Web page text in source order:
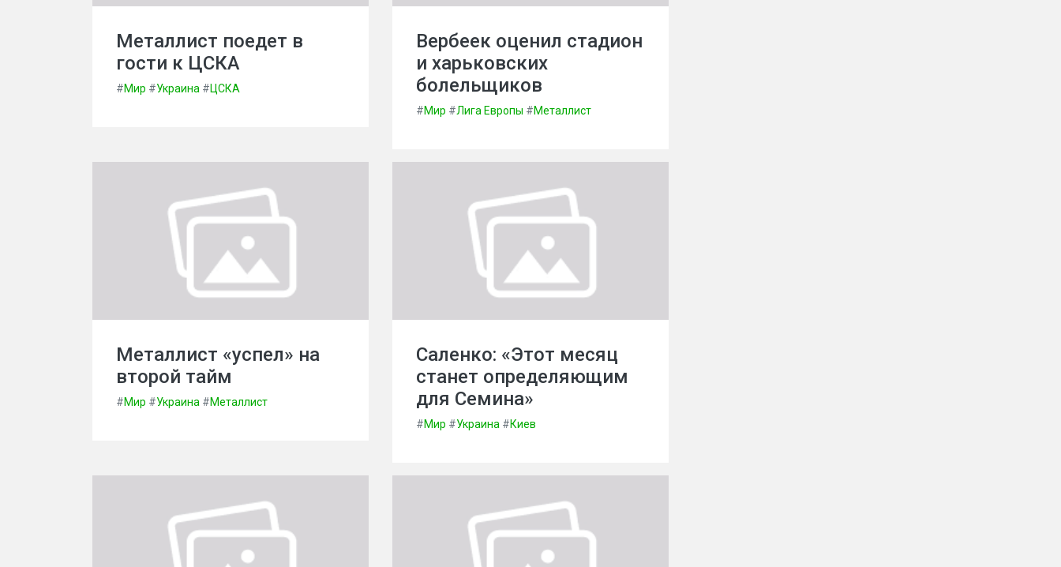
Металлист поедет в
гости к ЦСКА
#Мир #Украина #ЦСКА
Вербеек оценил стадион
и харьковских
болельщиков
#Мир #Лига Европы #Металлист
Металлист «успел» на
второй тайм
#Мир #Украина #Металлист
Саленко: «Этот месяц
станет определяющим
для Семина»
#Мир #Украина #Киев